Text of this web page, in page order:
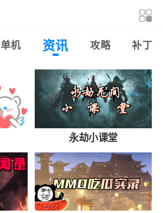
单机 资讯 攻略 补丁
永劫小课堂